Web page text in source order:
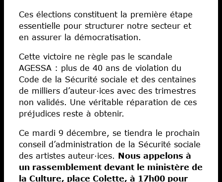
Ces élections constituent la première étape
essentielle pour structurer notre secteur et
en assurer la démocratisation.
Cette victoire ne règle pas le scandale
AGESSA : plus de 40 ans de violation du
Code de la Sécurité sociale et des centaines
de milliers d’auteur·ices avec des trimestres
non validés. Une véritable réparation de ces
préjudices reste à obtenir.
Ce mardi 9 décembre, se tiendra le prochain
conseil d’administration de la Sécurité sociale
des artistes auteur·ices. Nous appelons à
un rassemblement devant le ministère de
la Culture, place Colette, à 17h00 pour